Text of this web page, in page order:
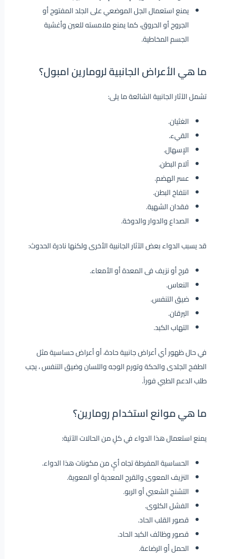
يمنع استعمال الجل الموضعي على الجلد المفتوح أو
الجروح أو الحروق، كما يمنع ملامسته للعين وأغشية
الجسم المخاطية.
ما هي الأعراض الجانبية لرومارين امبول؟
تشمل الآثار الجانبية الشائعة ما يلى:
الغثيان.
القيء.
الإسهال.
آلام البطن.
عسر الهضم.
انتفاخ البطن.
فقدان الشهية.
الصداع والدوار والدوخة.
قد يسبب الدواء بعض الآثار الجانبية الأخرى ولكنها نادرة الحدوث:
قرح أو نزيف فى المعدة أو الأمعاء.
النعاس.
ضيق التنفس.
اليرقان.
التهاب الكبد.
في حال ظهور أي أعراض جانبية حادة، أو أعراض حساسية مثل
الطفح الجلدى والحكة وتورم الوجه واللسان وضيق التنفس ، يجب
طلب الدعم الطبي فوراً.
ما هي موانع استخدام رومارين؟
يمنع استعمال هذا الدواء في كلٍ من الحالات الآتية:
الحساسية المفرطة تجاه أيٍ من مكونات هذا الدواء.
النزيف المعوى والقرح المعدية أو المعوية.
التشنج الشعبي أو الربو.
الفشل الكلوى.
قصور القلب الحاد.
قصور وظائف الكبد الحاد.
الحمل أو الرضاعة.